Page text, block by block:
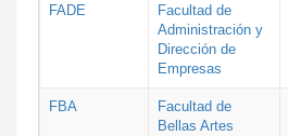
FADE
Facultad de
Administración y
Dirección de
Empresas
FBA
Facultad de
Bellas Artes